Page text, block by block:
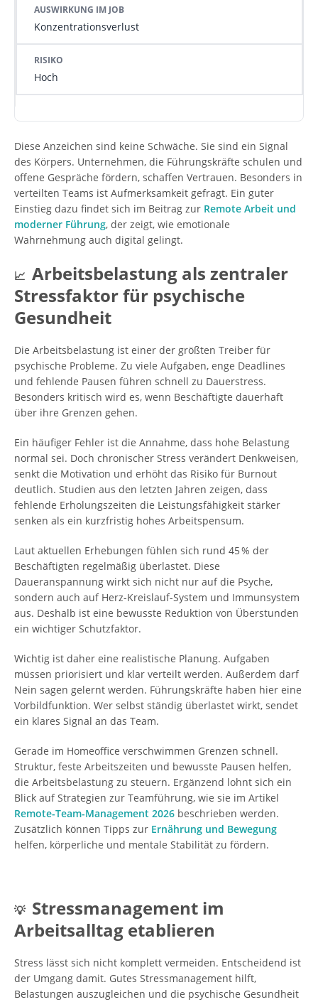
Konzentrationsverlust
Hoch
Diese Anzeichen sind keine Schwäche. Sie sind ein Signal
des Körpers. Unternehmen, die Führungskräfte schulen und
offene Gespräche fördern, schaffen Vertrauen. Besonders in
verteilten Teams ist Aufmerksamkeit gefragt. Ein guter
Einstieg dazu findet sich im Beitrag zur Remote Arbeit und
moderner Führung, der zeigt, wie emotionale
Wahrnehmung auch digital gelingt.
📈 Arbeitsbelastung als zentraler
Stressfaktor für psychische
Gesundheit
Die Arbeitsbelastung ist einer der größten Treiber für
psychische Probleme. Zu viele Aufgaben, enge Deadlines
und fehlende Pausen führen schnell zu Dauerstress.
Besonders kritisch wird es, wenn Beschäftigte dauerhaft
über ihre Grenzen gehen.
Ein häufiger Fehler ist die Annahme, dass hohe Belastung
normal sei. Doch chronischer Stress verändert Denkweisen,
senkt die Motivation und erhöht das Risiko für Burnout
deutlich. Studien aus den letzten Jahren zeigen, dass
fehlende Erholungszeiten die Leistungsfähigkeit stärker
senken als ein kurzfristig hohes Arbeitspensum.
Laut aktuellen Erhebungen fühlen sich rund 45 % der
Beschäftigten regelmäßig überlastet. Diese
Daueranspannung wirkt sich nicht nur auf die Psyche,
sondern auch auf Herz-Kreislauf-System und Immunsystem
aus. Deshalb ist eine bewusste Reduktion von Überstunden
ein wichtiger Schutzfaktor.
Wichtig ist daher eine realistische Planung. Aufgaben
müssen priorisiert und klar verteilt werden. Außerdem darf
Nein sagen gelernt werden. Führungskräfte haben hier eine
Vorbildfunktion. Wer selbst ständig überlastet wirkt, sendet
ein klares Signal an das Team.
Gerade im Homeoffice verschwimmen Grenzen schnell.
Struktur, feste Arbeitszeiten und bewusste Pausen helfen,
die Arbeitsbelastung zu steuern. Ergänzend lohnt sich ein
Blick auf Strategien zur Teamführung, wie sie im Artikel
Remote-Team-Management 2026 beschrieben werden.
Zusätzlich können Tipps zur Ernährung und Bewegung
helfen, körperliche und mentale Stabilität zu fördern.
💡 Stressmanagement im
Arbeitsalltag etablieren
Stress lässt sich nicht komplett vermeiden. Entscheidend ist
der Umgang damit. Gutes Stressmanagement hilft,
Belastungen auszugleichen und die psychische Gesundheit